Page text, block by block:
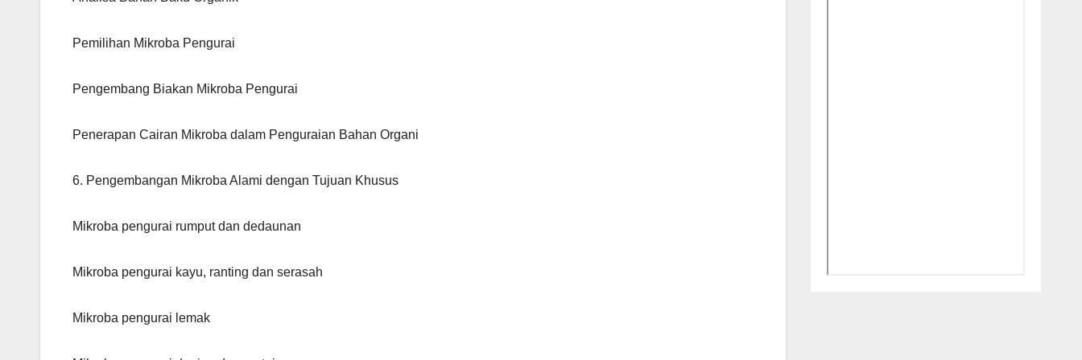
Pemilihan Mikroba Pengurai
Pengembang Biakan Mikroba Pengurai
Penerapan Cairan Mikroba dalam Penguraian Bahan Organi
6. Pengembangan Mikroba Alami dengan Tujuan Khusus
Mikroba pengurai rumput dan dedaunan
Mikroba pengurai kayu, ranting dan serasah
Mikroba pengurai lemak